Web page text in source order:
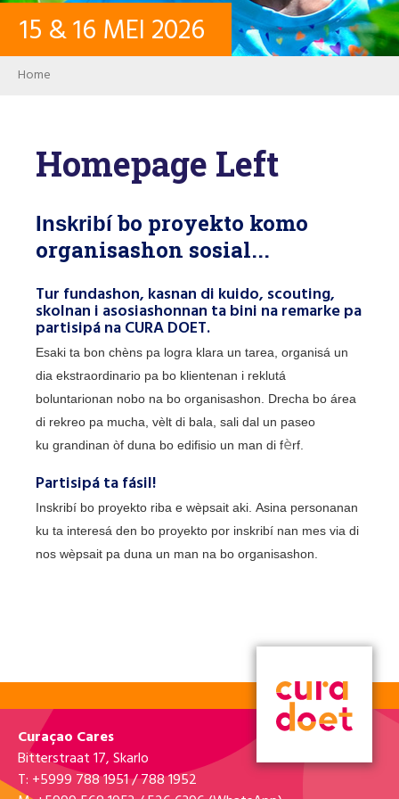
KONTAKTO
USER ACCOUNT
PALABRA KLAVE
Buska
Like nos página di Facebook
15 &16 MEI 2026
Breadcrumb
Home
Homepage Left
Inskribíbo proyekto komo
organisashon sosial...
Tur fundashon, kasnan di kuido, scouting,
skolnan i asosiashonnan ta bini na remarke pa
partisipá na CURA DOET.
Esaki ta bon chèns pa logra klara un tarea, organisá un
dia ekstraordinario pa bo klientenan i reklutá
boluntarionan nobo na bo organisashon. Drecha bo área
di rekreo pa mucha, vèlt di bala, sali dal un paseo
ku grandinan òf duna bo edifisio un man di fèrf.
Partisipá ta fásil!
Inskribí bo proyekto riba e wèpsait aki. Asina personanan
ku ta interesá den bo proyekto por inskribí nan mes via di
nos wèpsait pa duna un man na bo organisashon.
Curaçao Cares
Bitterstraat 17, Skarlo
T: +5999 788 1951 / 788 1952